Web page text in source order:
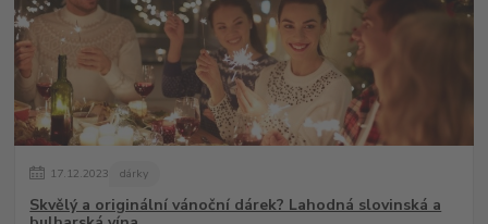
17. 12.2023 dárky
Skvělý a originální vánoční dárek? Lahodná slovinská a